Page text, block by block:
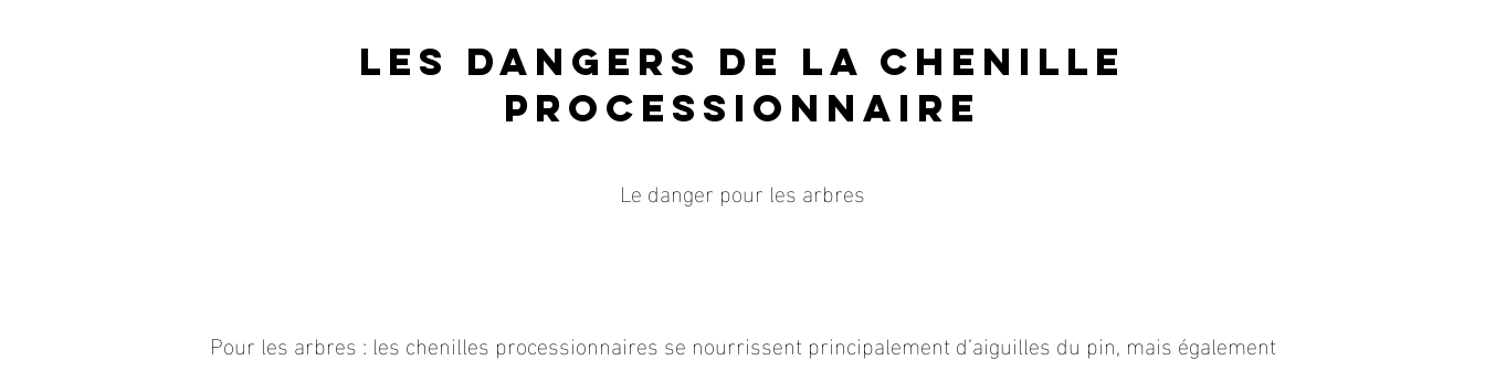
Les dangers de la cheni lle
processionnaire
Le danger pour les arbres
Pour les arbres : les chenilles processionnaires se nourrissent principalement d’aiguilles du pin, mais également